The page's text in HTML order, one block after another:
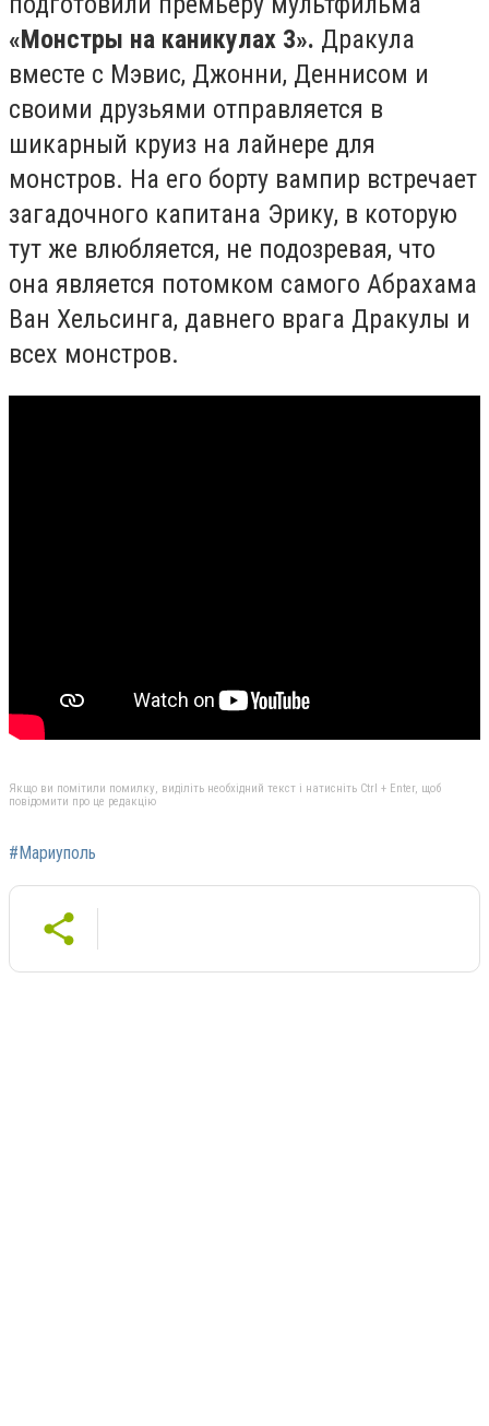
«Монстры на каникулах 3». Дракула
вместе с Мэвис, Джонни, Деннисом и
своими друзьями отправляется в
шикарный круиз на лайнере для
монстров. На его борту вампир встречает
загадочного капитана Эрику, в которую
тут же влюбляется, не подозревая, что
она является потомком самого Абрахама
Ван Хельсинга, давнего врага Дракулы и
всех монстров.
Якщо ви помітили помилку, виділіть необхідний текст і натисніть Ctrl + Enter, щоб
повідомити про це редакцію
#Мариуполь